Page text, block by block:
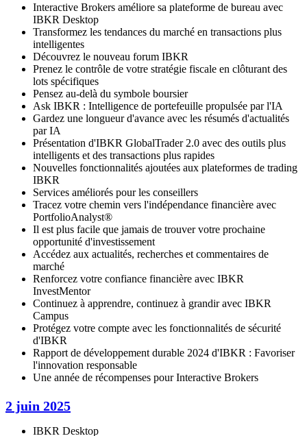
Interactive Brokers améliore sa plateforme de bureau avec
IBKR Desktop
Transformez les tendances du marché en transactions plus
intelligentes
Découvrez le nouveau forum IBKR
Prenez le contrôle de votre stratégie fiscale en clôturant des
lots spécifiques
Pensez au-delà du symbole boursier
Ask IBKR : Intelligence de portefeuille propulsée par l'IA
Gardez une longueur d'avance avec les résumés d'actualités
par IA
Présentation d'IBKR GlobalTrader 2.0 avec des outils plus
intelligents et des transactions plus rapides
Nouvelles fonctionnalités ajoutées aux plateformes de trading
IBKR
Services améliorés pour les conseillers
Tracez votre chemin vers l'indépendance financière avec
PortfolioAnalyst®
Il est plus facile que jamais de trouver votre prochaine
opportunité d'investissement
Accédez aux actualités, recherches et commentaires de
marché
Renforcez votre confiance financière avec IBKR
InvestMentor
Continuez à apprendre, continuez à grandir avec IBKR
Campus
Protégez votre compte avec les fonctionnalités de sécurité
d'IBKR
Rapport de développement durable 2024 d'IBKR : Favoriser
l'innovation responsable
Une année de récompenses pour Interactive Brokers
2 juin 2025
IBKR Desktop